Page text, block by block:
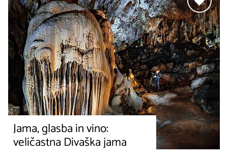
Jama, glasba in vino:
veličastna Divaška jama